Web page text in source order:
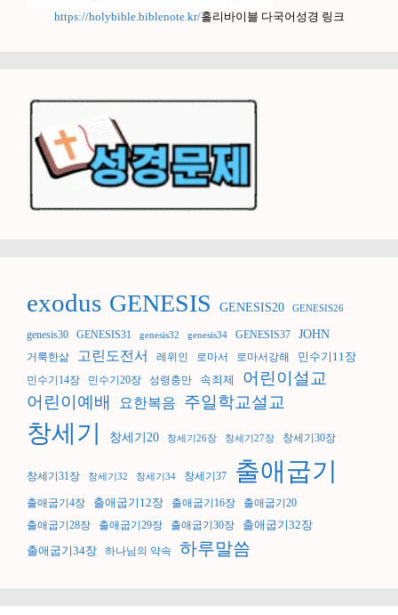
https://holybible.biblenote.kr/홀리바이블 다국어성경 링크
exodus GENESIS GENESIS20 GENESIS26
genesis30 GENESIS31 genesis32 genesis34 GENESIS37 JOHN
거룩한삶 고린도전서 레위인 로마서 로마서강해 민수기11장
민수기14장 민수기20장 성령충만 속죄제
어린이설교
어린이예배
요한복음 주일학교설교
창세기 창세기20 창세기26장 창세기27장 창세기30장
창세기31장 창세기32 창세기34 창세기37 출애굽기
출애굽기4장 출애굽기12장 출애굽기16장
출애굽기20
출애굽기28장
출애굽기29장 출애굽기30장 출애굽기32장
출애굽기34장 하나님의 약속 하루말씀